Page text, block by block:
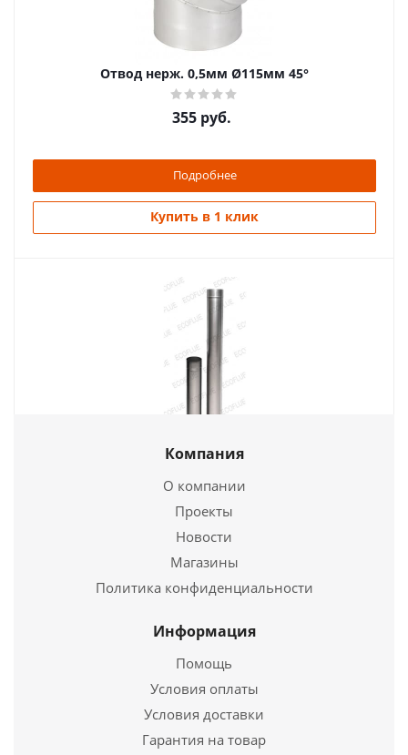
Отвод нерж. 0,5мм Ø115мм 45°
355руб.
Подробнее
Купить в 1 клик
1 290руб.
Подробнее
Купить в 1 клик
Компания
О компании
Проекты
Новости
Магазины
Политика конфиденциальности
Информация
Помощь
Условия оплаты
Условия доставки
Гарантия на товар